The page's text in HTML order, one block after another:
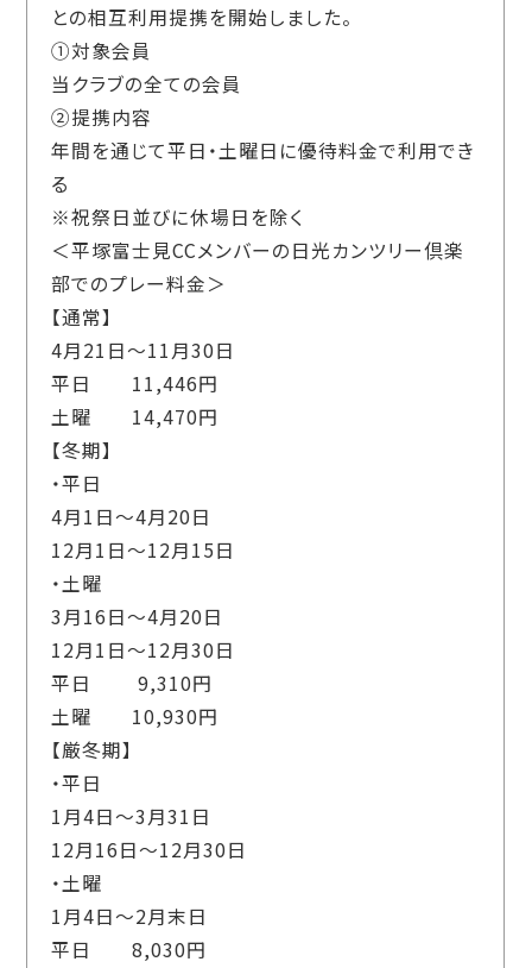
との相互利用提携を開始しました。
①対象会員
当クラブの全ての会員
②提携内容
年間を通じて平日・土曜日に優待料金で利用でき
る
※祝祭日並びに休場日を除く
＜平塚富士見CCメンバーの日光カンツリー倶楽
部でのプレー料金＞
【通常】
4月21日～11月30日
平日 11,446円
土曜 14,470円
【冬期】
・平日
4月1日～4月20日
12月1日～12月15日
・土曜
3月16日～4月20日
12月1日～12月30日
平日 9,310円
土曜 10,930円
【厳冬期】
・平日
1月4日～3月31日
12月16日～12月30日
・土曜
1月4日～2月末日
平日 8,030円